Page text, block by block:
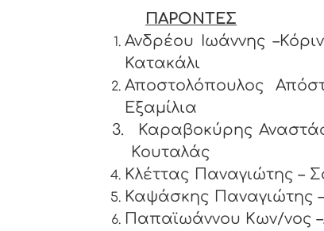
ΠΑΡΟΝΤΕΣ
Ανδρέου
Κατακάλι
Αποστολόπουλος
Εξαμίλια
3.
Καραβοκύρης
Κουταλάς
Κλέττας Παναγιώτης –
Καψάσκης
Παπαϊωάννου Κων/νος